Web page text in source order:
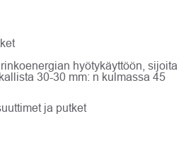
hyötykäyttöön, sijoita
30-30 mm: n kulmassa 45
ja putket